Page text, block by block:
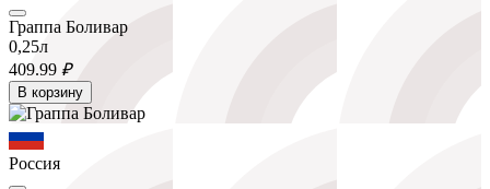
Граппа Боливар
0,25л
409.99 ₽
В корзину
Россия